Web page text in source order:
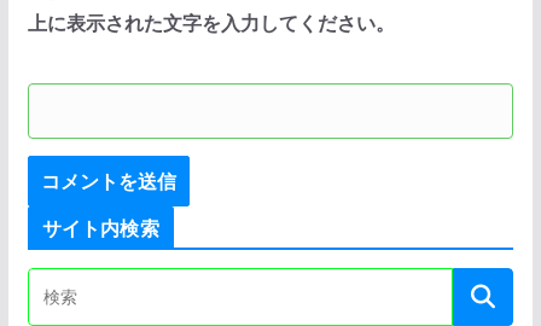
上に表示された文字を入力してください。
サイト内検索